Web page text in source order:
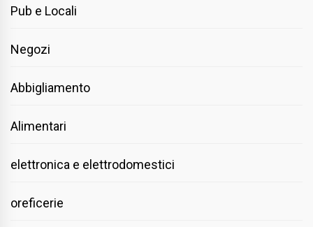
Pub e Locali
Negozi
Abbigliamento
Alimentari
elettronica e elettrodomestici
oreficerie